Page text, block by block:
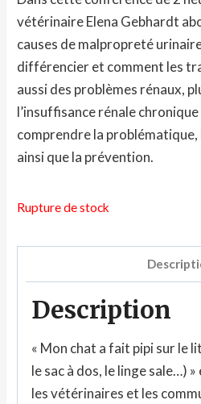
vétérinaire Elena Gebhardt
causes de malpropreté
différencier et comment les
aussi des problèmes rénaux,
l’insuffisance rénale
comprendre la
ainsi que la prévention.
Rupture de stock
Description
« Mon chat a fait pipi sur le
le sac à dos, le linge sale…)
les vétérinaires et les